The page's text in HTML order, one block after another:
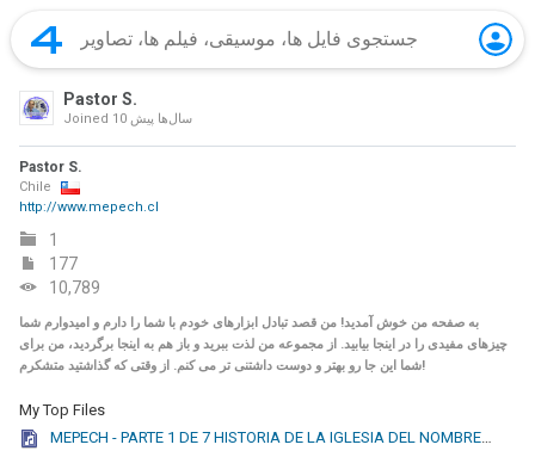
Pastor S.
Joined 10 سال‌ها پیش
Pastor S.
Chile
http://www.mepech.cl
1
177
10,789
به صفحه من خوش آمدید! من قصد تبادل ابزارهای خودم با شما را دارم و امیدوارم شما
چیزهای مفیدی را در اینجا بیابید. از مجموعه من لذت ببرید و باز هم به اینجا برگردید، من برای
شما این جا رو بهتر و دوست داشتنی تر می کنم. از وقتی که گذاشتید متشکرم!
My Top Files
MEPECH - PARTE 1 DE 7 HISTORIA DE LA IGLESIA DEL NOMBRE DE JESUS 15-04-2016 (HNO JULIO CESAR).mp3